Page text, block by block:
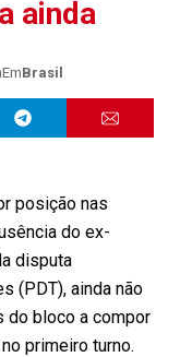
ainda
EmBrasil
posição nas
do ex-
disputa
(PDT), ainda não
do bloco a compor
primeiro turno.